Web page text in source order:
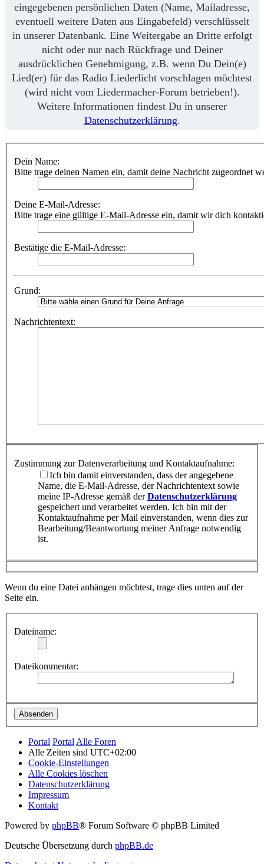
eingegebenen persönlichen Daten (Name, Mailadresse,
eventuell weitere Daten aus Eingabefeld) verschlüsselt
in unserer Datenbank. Eine Weitergabe an Dritte erfolgt
nicht oder nur nach Rückfrage und Deiner
ausdrücklichen Genehmigung, z.B. wenn Du Dein(e)
Lied(er) für das Radio Liederlicht vorschlagen möchtest
(wird nicht vom Liedermacher-Forum betrieben!).
Weitere Informationen findest Du in unserer
Datenschutzerklärung.
Dein Name:
Bitte trage deinen Namen ein, damit deine Nachricht zugeordnet
Deine E-Mail-Adresse:
Bitte trage eine gültige E-Mail-Adresse ein, damit wir dich
Bestätige die E-Mail-Adresse:
Grund:
Nachrichtentext:
Zustimmung zur Datenverarbeitung und Kontaktaufnahme:
Ich bin damit einverstanden, dass der angegebene
Name, die E-Mail-Adresse, der Nachrichtentext sowie
meine IP-Adresse gemäß derDatenschutzerklärung
gespeichert und verarbeitet werden. Ich bin mit der
Kontaktaufnahme per Mail einverstanden, wenn dies zur
Bearbeitung/Beantwortung meiner Anfrage notwendig
ist.
Wenn du eine Datei anhängen möchtest, trage dies unten auf der
Seite ein.
Dateiname:
Dateikommentar:
Portal Portal Alle Foren
Alle Zeiten sind UTC+02:00
Cookie-Einstellungen
Alle Cookies löschen
Datenschutzerklärung
Impressum
Kontakt
Powered by phpBB® Forum Software © phpBB Limited
Deutsche Übersetzung durch phpBB.de